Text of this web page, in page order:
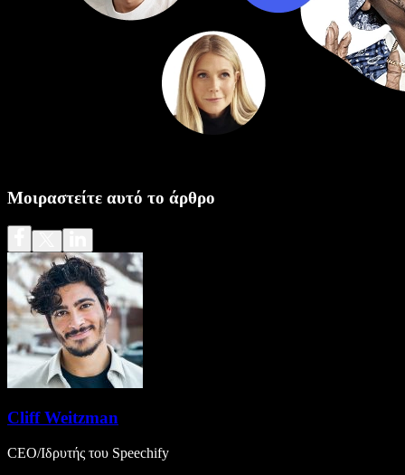
Μοιραστείτε αυτό το άρθρο
Cliff Weitzman
CEO/Ιδρυτής του Speechify